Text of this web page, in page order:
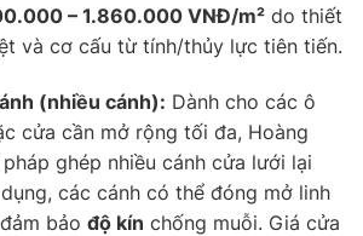
– 1.860.000 VNĐ/m² do thiết
và cơ cấu từ tính/thủy lực tiên tiến.
(nhiều cánh): Dành cho các ô
cửa cần mở rộng tối đa, Hoàng
ghép nhiều cánh cửa lưới lại
các cánh có thể đóng mở linh
bảo độ kín chống muỗi. Giá cửa